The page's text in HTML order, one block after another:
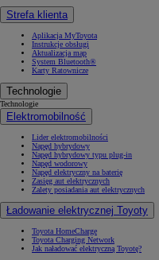
Strefa klienta
Aplikacja MyToyota
Instrukcje obsługi
Aktualizacja map
System Bluetooth®
Karty Ratownicze
Technologie
Technologie
Elektromobilność
Lider elektromobilności
Napęd hybrydowy
Napęd hybrydowy typu plug-in
Napęd wodorowy
Napęd elektryczny na baterię
Zasięg aut elektrycznych
Zalety posiadania aut elektrycznych
Ładowanie elektrycznej Toyoty
Toyota HomeCharge
Toyota Charging Network
Jak naładować elektryczną Toyotę?